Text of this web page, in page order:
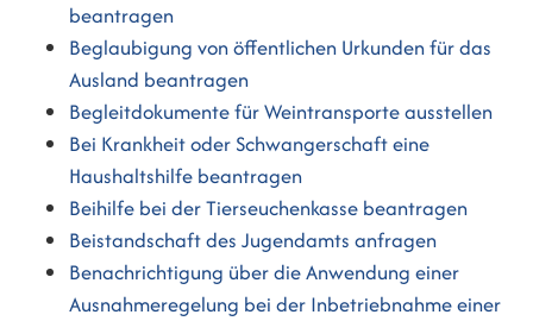
beantragen
Beglaubigung von öffentlichen Urkunden für das
Ausland beantragen
Begleitdokumente für Weintransporte ausstellen
Bei Krankheit oder Schwangerschaft eine
Haushaltshilfe beantragen
Beihilfe bei der Tierseuchenkasse beantragen
Beistandschaft des Jugendamts anfragen
Benachrichtigung über die Anwendung einer
Ausnahmeregelung bei der Inbetriebnahme einer